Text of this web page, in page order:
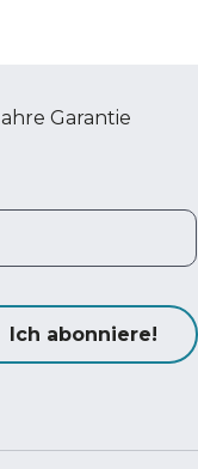
Garantie
Ich abonniere!